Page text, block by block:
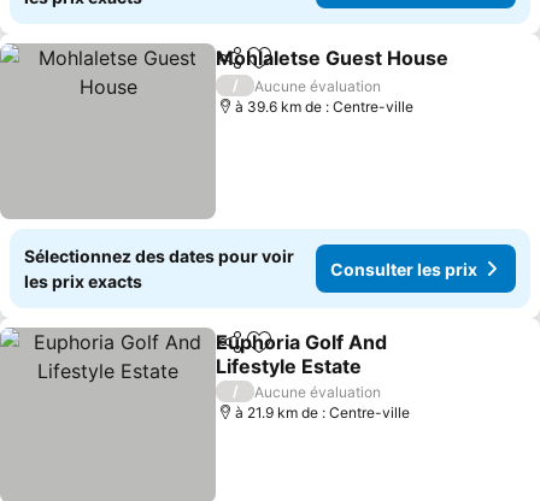
PartagerAjouter à mes favoris
Mohlaletse Guest House
/
Aucune évaluation
à 39.6 km de : Centre-ville
Sélectionnez des dates pour voir
les prix exacts
Consulter les prix
PartagerAjouter à mes favoris
Euphoria Golf And
Lifestyle Estate
/
Aucune évaluation
à 21.9 km de : Centre-ville